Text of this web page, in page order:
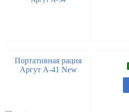
Портативная рация
Аргут А-41 New